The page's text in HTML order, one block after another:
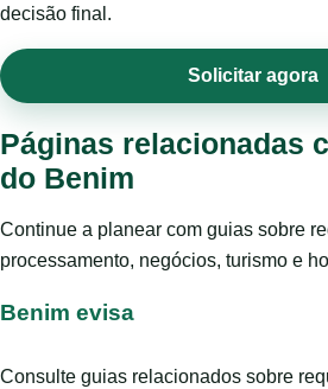
decisão final.
Solicitar agora
Páginas relacionadas
do Benim
Continue a planear com guias sobre
processamento, negócios, turismo e
Benim evisa
Consulte guias relacionados sobre